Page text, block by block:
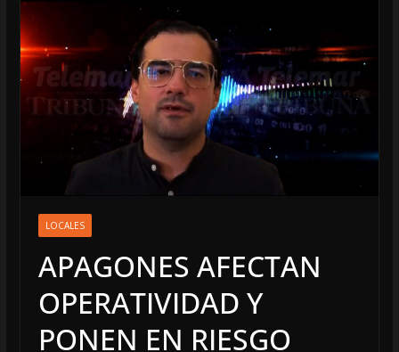
LOCALES
APAGONES AFECTAN
OPERATIVIDAD Y
PONEN EN RIESGO